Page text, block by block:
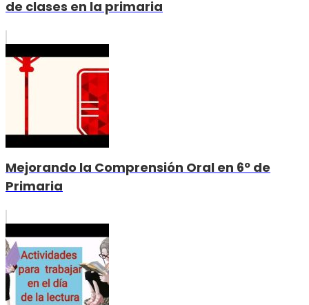
de clases en la primaria
Mejorando la Comprensión Oral en 6º de
Primaria